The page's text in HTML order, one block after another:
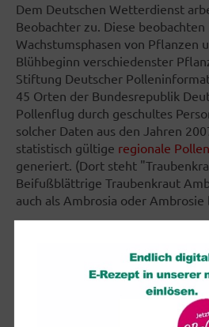
Dem Deutschen Wetterdienst
Beobachter zu. Diese
Wachstumsphasen von Pflanzen
Blühbeginn verschiedenster
Stiftung Deutscher
45 Orten der Bundesrepublik
Pollenflug durch geschultes
solcher Daten aus den Jahren
statistisch gültige regionale
generiert. (Dort steht
Beifußblättrige Traubenkraut
auch als Ambrosia oder Ambrosie
DieStiftung Deutscher
Wetterdienst, zusammen. Dieser
Pollenflugvorhersage.